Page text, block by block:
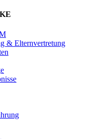
& Elternvertretung